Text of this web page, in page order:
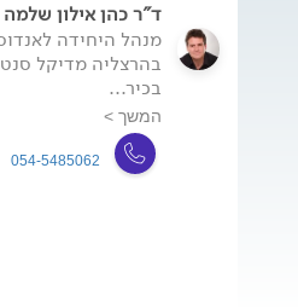
ד"ר כהן אילון שלמה
מנהל היחידה
בהרצליה מדיקל
בכיר...
המשך >
054-5485062